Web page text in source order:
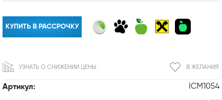
Артикул: ICM1054
КУПИТЬ В РАССРОЧКУ
В ЖЕЛАНИЯ
УЗНАТЬ О СНИЖЕНИИ ЦЕНЫ